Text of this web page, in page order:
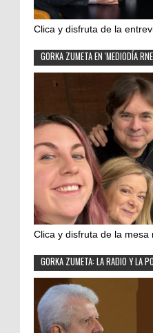
Clica y disfruta de la
GORKA ZUMETA EN 'MEDIODÍA
Clica y disfruta de la
GORKA ZUMETA: LA RADIO Y LA